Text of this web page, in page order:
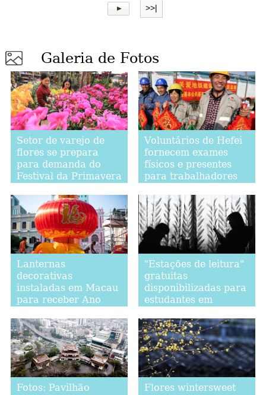
>>|
Galeria de Fotos
Setor de varejo de
flores se prepara
para demanda do
Festival da Primavera
Voluntários de Hefei
fornecem exames
físicos e presentes
para trabalhadores
Lanternas
decorativas
instaladas em Macau
para receber Ano
"Estações de leitura"
gratuitas
disponibilizadas para
estudantes em
China
Fotos: Pavilhão
Flores wintersweet